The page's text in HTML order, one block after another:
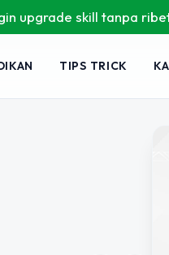
skill tanpa ribet?
TIPS TRICK